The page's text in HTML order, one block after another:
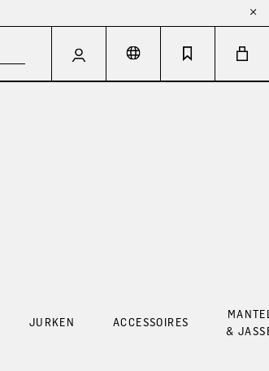
JURKEN ACCESSOIRES
&